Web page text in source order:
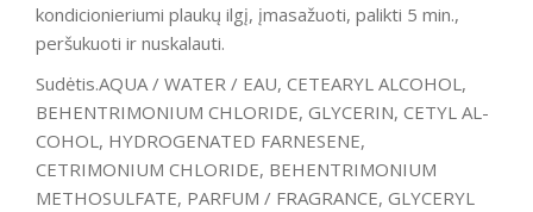
kondicionieriumi plaukų ilgį, įmasažuoti, palikti 5 min.,
peršukuoti ir nuskalauti.
Sudėtis.AQUA / WATER / EAU, CETEARYL ALCOHOL,
BEHENTRIMONIUM CHLORIDE, GLYCERIN, CETYL AL-
COHOL, HYDROGENATED FARNESENE,
CETRIMONIUM CHLORIDE, BEHENTRIMONIUM
METHOSULFATE, PARFUM / FRAGRANCE, GLYCERYL